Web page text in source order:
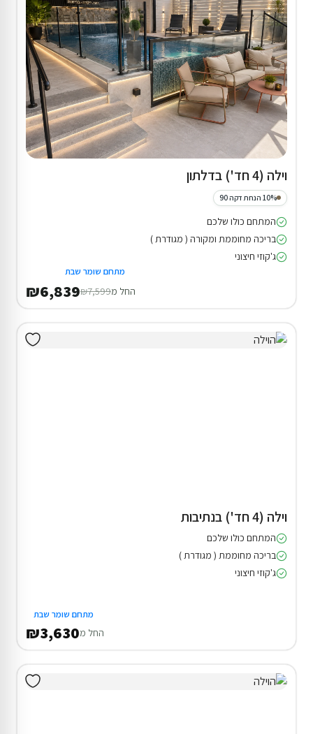
וילה (4 חד') בדלתון
10% הנחת דקה 90
המתחם כולו שלכם
בריכה מחוממת ומקורה ( מגודרת )
ג'קוזי חיצוני
מתחם שומר שבת
החל מ₪7,599
₪6,839
וילה (4 חד') בנתיבות
המתחם כולו שלכם
בריכה מחוממת ( מגודרת )
ג'קוזי חיצוני
מתחם שומר שבת
החל מ₪3,630